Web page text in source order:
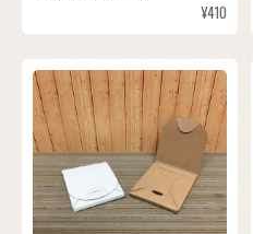
¥410